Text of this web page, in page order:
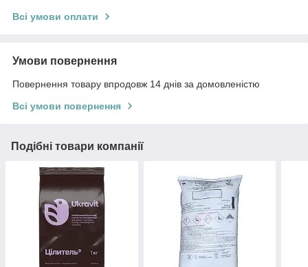
Всі умови оплати
Умови повернення
Повернення товару впродовж 14 днів за домовленістю
Всі умови повернення
Подібні товари компанії